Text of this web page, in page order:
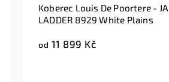
Koberec Louis De Poortere -
LADDER 8929 White Plains
od 11 899 Kč